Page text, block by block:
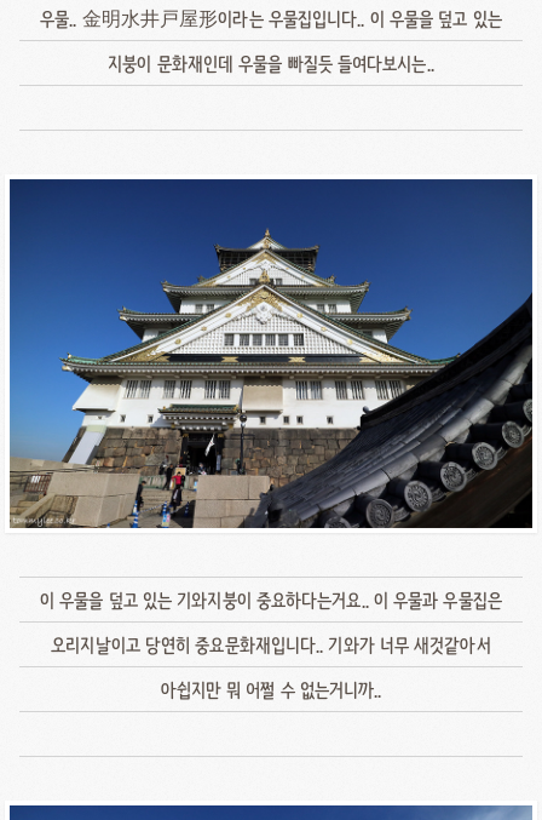
우물.. 金明水井戸屋形이라는 우물집입니다.. 이 우물을 덮고 있는
지붕이 문화재인데 우물을 빠질듯 들여다보시는..
이 우물을 덮고 있는 기와지붕이 중요하다는거요.. 이 우물과 우물집은
오리지날이고 당연히 중요문화재입니다.. 기와가 너무 새것같아서
아쉽지만 뭐 어쩔 수 없는거니까..